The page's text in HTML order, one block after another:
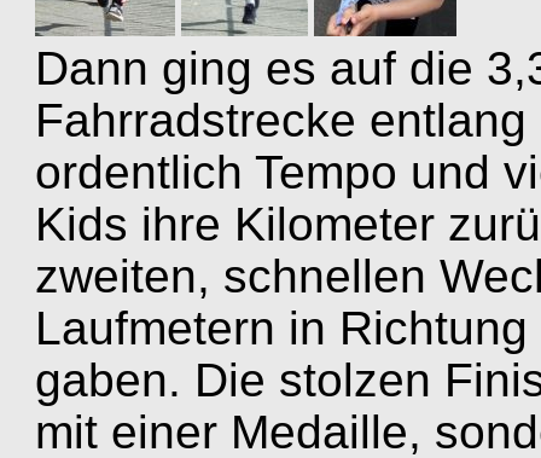
Dann ging es auf die
Fahrradstrecke
ordentlich Tempo und
Kids ihre Kilometer
zweiten, schnellen
Laufmetern in
gaben. Die stolzen
mit einer Medaille,